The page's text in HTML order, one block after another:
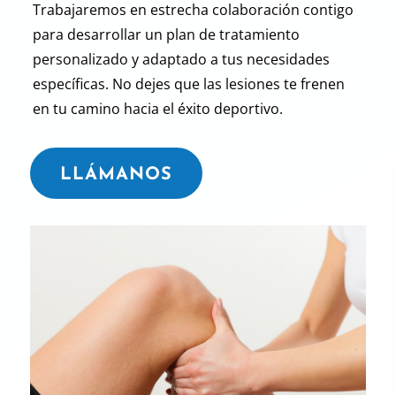
Trabajaremos en estrecha colaboración contigo
para desarrollar un plan de tratamiento
personalizado y adaptado a tus necesidades
específicas. No dejes que las lesiones tefrenen
en tu camino hacia el éxito deportivo.
LLÁMANOS